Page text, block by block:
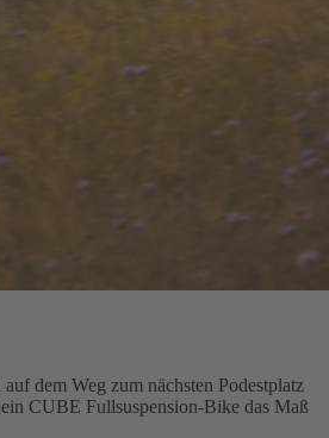
dem Weg zum nächsten Podestplatz
CUBE Fullsuspension-Bike das Maß